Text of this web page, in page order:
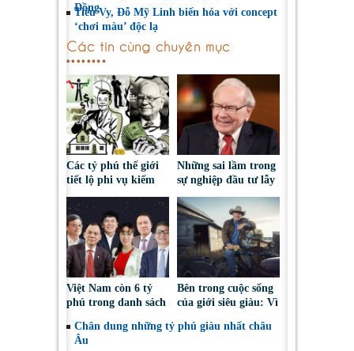
Đồng
Tiểu Vy, Đỗ Mỹ Linh biến hóa với concept
‘chơi màu’ độc lạ
Các tin cùng chuyên mục
Các tỷ phú thế giới
tiết lộ phi vụ kiếm
Những sai lầm trong
sự nghiệp đầu tư lẫy
Warren Buffet
Việt Nam còn 6 tỷ
phú trong danh sách
Bên trong cuộc sống
của giới siêu giàu: Vì
làm việc nhà?
Chân dung những tỷ phú giàu nhất châu
Âu